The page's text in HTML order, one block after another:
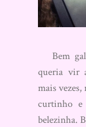
Bem
queria vir
mais vezes,
curtinho
belezinha.